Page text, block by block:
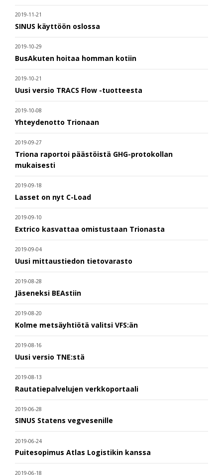
2019-11-21
SINUS käyttöön oslossa
2019-10-29
BusAkuten hoitaa homman kotiin
2019-10-21
Uusi versio TRACS Flow -tuotteesta
2019-10-08
Yhteydenotto Trionaan
2019-09-27
Triona raportoi päästöistä GHG-protokollan
mukaisesti
2019-09-18
Lasset on nyt C-Load
2019-09-10
Extrico kasvattaa omistustaan Trionasta
2019-09-04
Uusi mittaustiedon tietovarasto
2019-08-28
Jäseneksi BEAstiin
2019-08-20
Kolme metsäyhtiötä valitsi VFS:än
2019-08-16
Uusi versio TNE:stä
2019-08-13
Rautatiepalvelujen verkkoportaali
2019-06-28
SINUS Statens vegvesenille
2019-06-24
Puitesopimus Atlas Logistikin kanssa
2019-06-18